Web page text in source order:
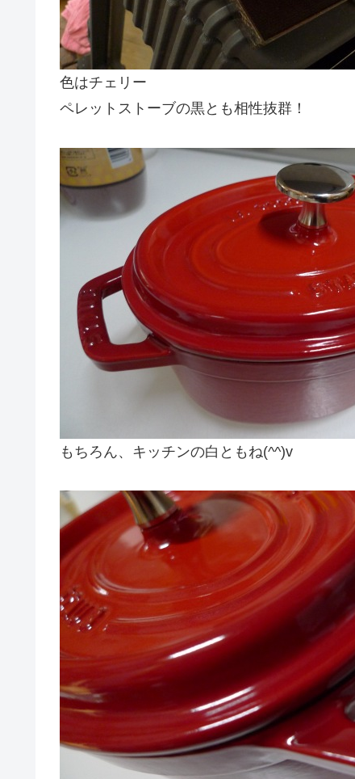
色はチェリー
ペレットストーブの黒とも相性抜群！
もちろん、キッチンの白ともね(^^)v